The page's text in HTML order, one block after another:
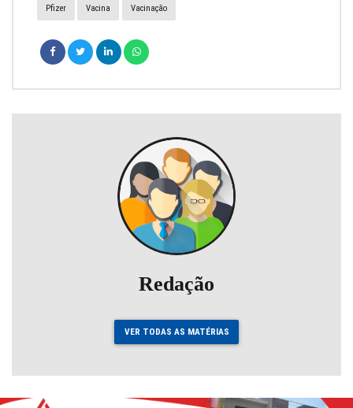
Pfizer Vacina Vacinação
Redação
VER TODAS AS MATÉRIAS